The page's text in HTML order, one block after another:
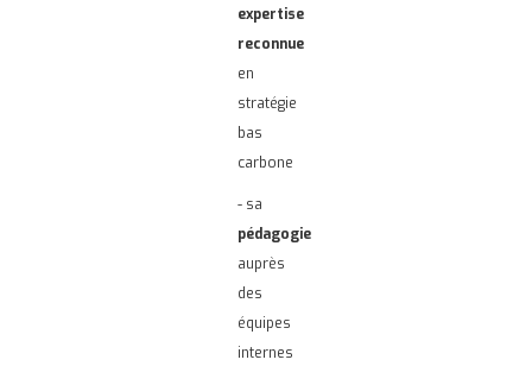
expertise
reconnue
en
stratégie
bas
carbone
- sa
pédagogie
auprès
des
équipes
internes